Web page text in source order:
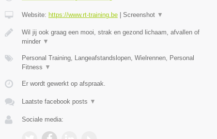
Website: https://www.rt-training.be | Screenshot ▼
Wil jij ook graag een mooi, strak en gezond lichaam, afvallen of
minder ▼
Personal Training, Langeafstandslopen, Wielrennen, Personal
Fitness ▼
Er wordt gewerkt op afspraak.
Laatste facebook posts ▼
Sociale media: